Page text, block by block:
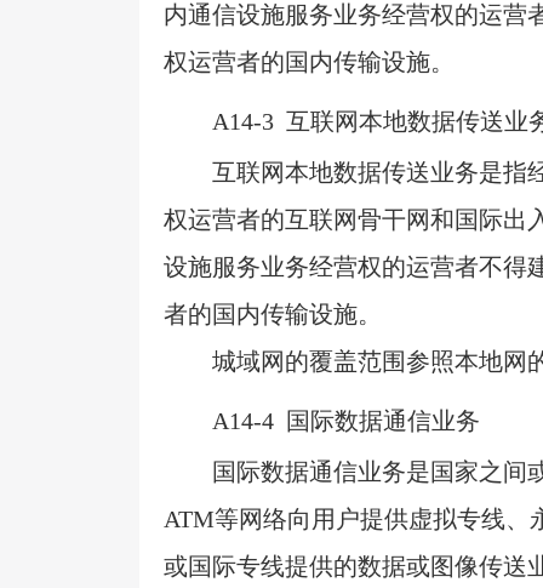
内通信设施服务业务经营权的运营
权运营者的国内传输设施。
A14-3 互联网本地数据传送业
互联网本地数据传送业务是指
权运营者的互联网骨干网和国际出
设施服务业务经营权的运营者不得
者的国内传输设施。
城域网的覆盖范围参照本地网
A14-4 国际数据通信业务
国际数据通信业务是国家之间
ATM等网络向用户提供虚拟专线、
或国际专线提供的数据或图像传送